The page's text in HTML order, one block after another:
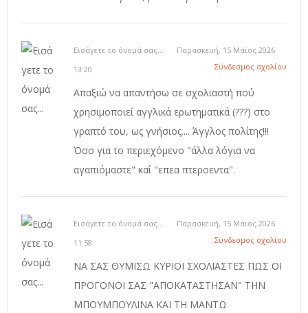
Εισάγετε το όνομά σας...
Παρασκευή, 15 Μαϊος 2026
13:20
Σύνδεσμος σχολίου
Απαξιώ να απαντήσω σε σχολιαστή πού
χρησιμοποιεί αγγλικά ερωτηματικά (???) στο
γραπτό του, ως γνήσιος.... Άγγλος πολίτης!!!
Όσο για το περιεχόμενο "άλλα λόγια να
αγαπιόμαστε" καί "επεα πτεροεντα".
Εισάγετε το όνομά σας...
Παρασκευή, 15 Μαϊος 2026
11:58
Σύνδεσμος σχολίου
ΝΑ ΣΑΣ ΘΥΜΙΣΩ ΚΥΡΙΟΙ ΣΧΟΛΙΑΣΤΕΣ ΠΩΣ ΟΙ
ΠΡΟΓΟΝΟΙ ΣΑΣ "ΑΠΟΚΑΤΑΣΤΗΣΑΝ" ΤΗΝ
ΜΠΟΥΜΠΟΥΛΙΝΑ ΚΑΙ ΤΗ ΜΑΝΤΩ